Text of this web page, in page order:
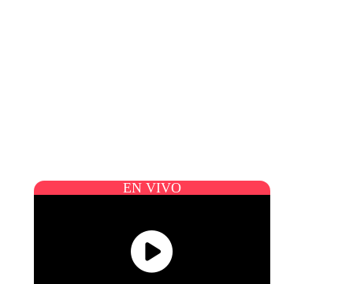
EN VIVO